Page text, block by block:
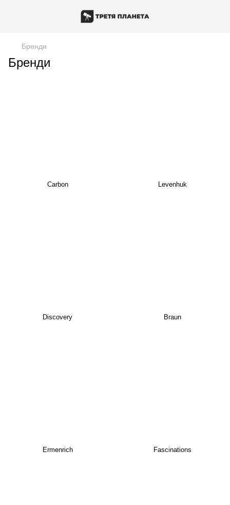
Бренди
Бренди
Carbon Levenhuk
Discovery Braun
Ermenrich Fascinations